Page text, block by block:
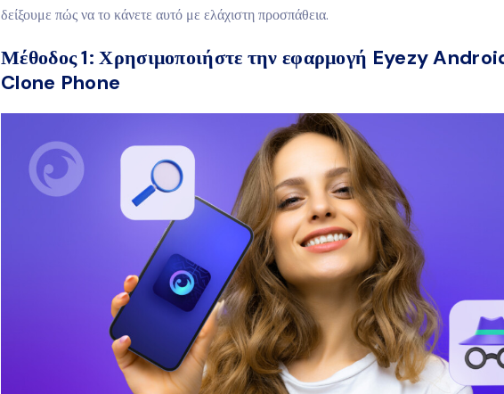
δείξουμε πώς να το κάνετε αυτό με ελάχιστη προσπάθεια.
Μέθοδος 1: Χρησιμοποιήστε την εφαρμογή Eyezy
Clone Phone